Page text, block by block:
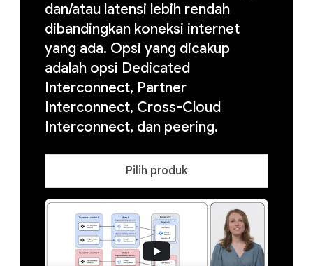
dan/atau latensi lebih rendah
dibandingkan koneksi internet
yang ada. Opsi yang dicakup
adalah opsi Dedicated
Interconnect, Partner
Interconnect, Cross-Cloud
Interconnect, dan peering.
Pilih produk